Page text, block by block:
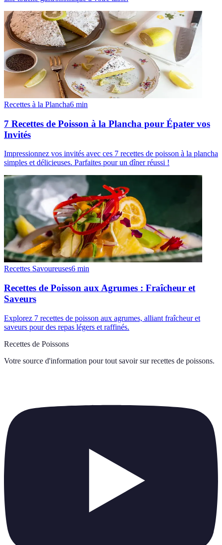
Recettes à la Plancha6 min
7 Recettes de Poisson à la Plancha pour Épater vos
Invités
Impressionnez vos invités avec ces 7 recettes de poisson à la plancha
simples et délicieuses. Parfaites pour un dîner réussi !
Recettes Savoureuses6 min
Recettes de Poisson aux Agrumes : Fraîcheur et
Saveurs
Explorez 7 recettes de poisson aux agrumes, alliant fraîcheur et
saveurs pour des repas légers et raffinés.
Recettes de Poissons
Votre source d'information pour tout savoir sur recettes de poissons.